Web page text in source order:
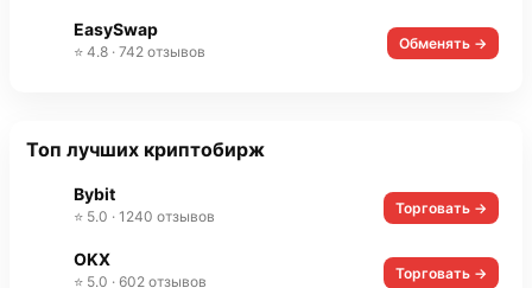
EasySwap
⭐ 4.8 · 742 отзывов Обменять →
Топ лучших криптобирж
Bybit
⭐ 5.0 · 1240 отзывов Торговать →
OKX
⭐ 5.0 · 602 отзывов Торговать →